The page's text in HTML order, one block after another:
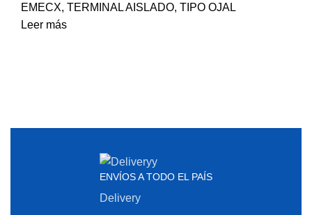
EMECX, TERMINAL AISLADO, TIPO OJAL
Leer más
ENVÍOS A TODO EL PAÍS
Delivery